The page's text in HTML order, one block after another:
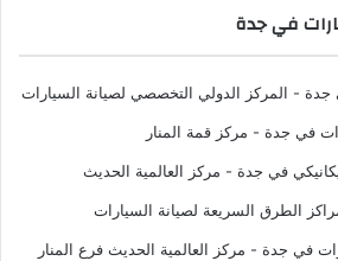
في جدة
جدة - المركز الدولي التخصصي لصيانة السيارات
في جدة - مركز قمة المنار
في جدة - مركز العالمية الحديث
الطرق السريعة لصيانة السيارات
في جدة - مركز العالمية الحديث فرع المنار